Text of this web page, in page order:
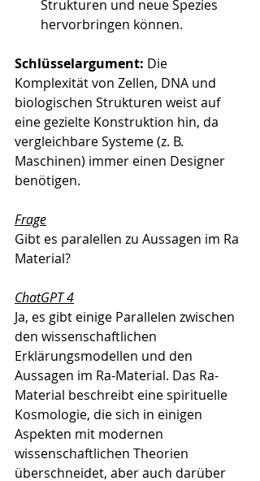
Strukturen und neue Spezies
hervorbringen können.
Schlüsselargument: Die
Komplexität von Zellen, DNA und
biologischen Strukturen weist auf
eine gezielte Konstruktion hin, da
vergleichbare Systeme (z. B.
Maschinen) immer einen Designer
benötigen.
Frage
Gibt es paralellen zu Aussagen im Ra
Material?
ChatGPT 4
Ja, es gibt einige Parallelen zwischen
den wissenschaftlichen
Erklärungsmodellen und den
Aussagen im Ra-Material. Das Ra-
Material beschreibt eine spirituelle
Kosmologie, die sich in einigen
Aspekten mit modernen
wissenschaftlichen Theorien
überschneidet, aber auch darüber